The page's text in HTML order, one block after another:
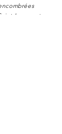
Lazare et